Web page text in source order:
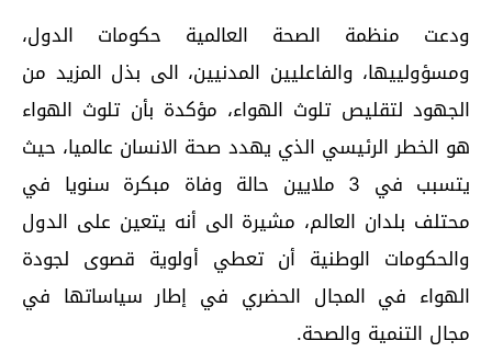
ودعت منظمة الصحة العالمية حكومات الدول،
ومسؤولييها، والفاعليين المدنيين، الى بذل المزيد من
الجهود لتقليص تلوث الهواء، مؤكدة بأن تلوث الهواء
هو الخطر الرئيسي الذي يهدد صحة الانسان عالميا، حيث
يتسبب في 3 ملايين حالة وفاة مبكرة سنويا في
محتلف بلدان العالم، مشيرة الى أنه يتعين على الدول
والحكومات الوطنية أن تعطي أولوية قصوى لجودة
الهواء في المجال الحضري في إطار سياساتها في
مجال التنمية والصحة.